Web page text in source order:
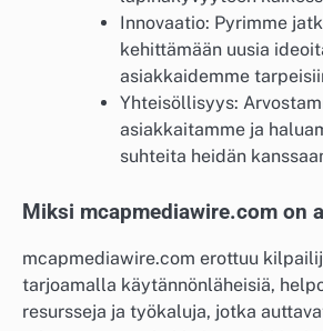
Innovaatio: Pyrimme
kehittämään uusia
asiakkaidemme
Yhteisöllisyys:
asiakkaitamme ja
suhteita heidän
Miksi mcapmediawire.com on
mcapmediawire.com erottuu
tarjoamalla käytännönläheisiä,
resursseja ja työkaluja, jotka